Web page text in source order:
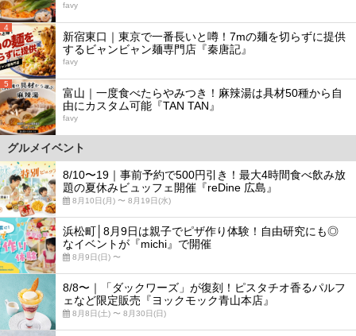
favy
4
新宿東口｜東京で一番長いと噂！7mの麺を切らずに提供
するビャンビャン麺専門店『秦唐記』
favy
5
富山｜一度食べたらやみつき！麻辣湯は具材50種から自
由にカスタム可能『TAN TAN』
favy
グルメイベント
8/10〜19｜事前予約で500円引き！最大4時間食べ飲み放
題の夏休みビュッフェ開催『reDine 広島』
8月10日(月) 〜 8月19日(水)
浜松町│8月9日は親子でピザ作り体験！自由研究にも◎
なイベントが『michi』で開催
8月9日(日) 〜
8/8〜｜「ダックワーズ」が復刻！ピスタチオ香るパルフ
ェなど限定販売『ヨックモック青山本店』
8月8日(土) 〜 8月30日(日)